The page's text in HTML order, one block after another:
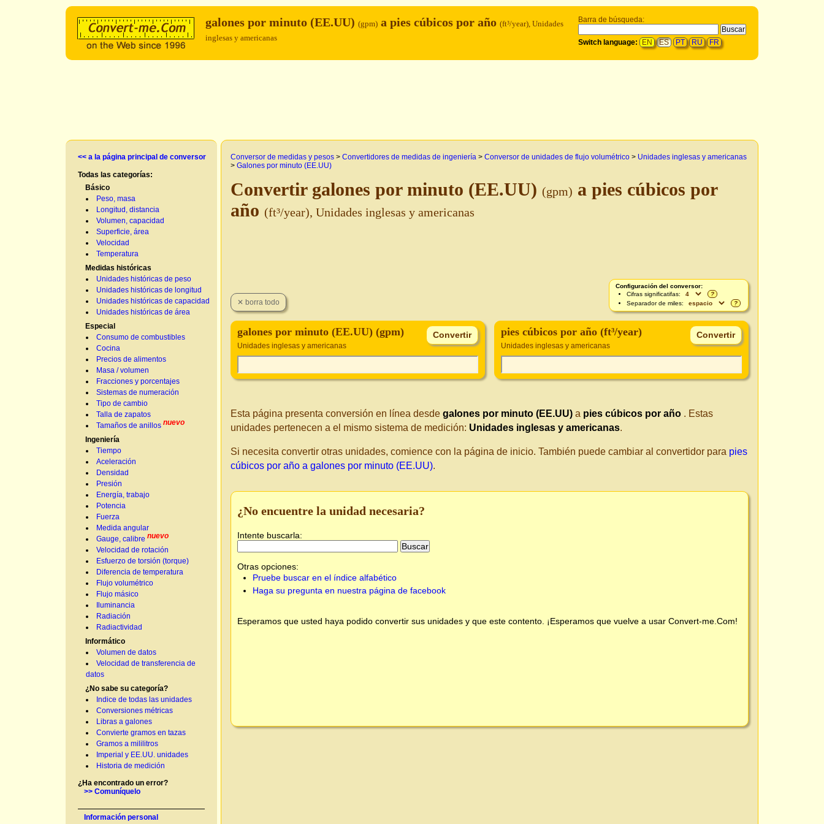
Barra de búsqueda:
Switch language: EN ES PT RU FR
galones por minuto (EE.UU) (gpm) a pies cúbicos por año (ft³/year), Unidades
inglesas y americanas
<< a la página principal de conversor
Todas las categorías:
Básico
Peso, masa
Longitud, distancia
Volumen, capacidad
Superficie, área
Velocidad
Temperatura
Medidas históricas
Unidades históricas de peso
Unidades históricas de longitud
Unidades históricas de capacidad
Unidades históricas de área
Especial
Consumo de combustibles
Cocina
Precios de alimentos
Masa / volumen
Fracciones y porcentajes
Sistemas de numeración
Tipo de cambio
Talla de zapatos
Tamaños de anillos nuevo
Ingeniería
Tiempo
Aceleración
Densidad
Presión
Energía, trabajo
Potencia
Fuerza
Medida angular
Gauge, calibre nuevo
Velocidad de rotación
Esfuerzo de torsión (torque)
Diferencia de temperatura
Flujo volumétrico
Flujo másico
Iluminancia
Radiación
Radiactividad
Informático
Volumen de datos
Velocidad de transferencia de
datos
¿No sabe su categoría?
Indice de todas las unidades
Conversiones métricas
Libras a galones
Convierte gramos en tazas
Gramos a mililitros
Imperial y EE.UU. unidades
Historia de medición
¿Ha encontrado un error?
>> Comuníquelo
Información personal
Conversor de medidas y pesos > Convertidores de medidas de ingeniería > Conversor de unidades de flujo volumétrico > Unidades inglesas y americanas
> Galones por minuto (EE.UU)
Convertir galones por minuto (EE.UU) (gpm) a pies cúbicos por
año (ft³/year), Unidades inglesas y americanas
Configuración del conversor:
Cifras significatifas:
?
Separador de miles:
?
galones por minuto (EE.UU) (gpm)
Unidades inglesas y americanas
pies cúbicos por año (ft³/year)
Unidades inglesas y americanas
Esta página presenta conversión en línea desde galones por minuto (EE.UU) a pies cúbicos por año . Estas
unidades pertenecen a el mismo sistema de medición: Unidades inglesas y americanas.
Si necesita convertir otras unidades, comience con la página de inicio. También puede cambiar al convertidor para pies
cúbicos por año a galones por minuto (EE.UU).
¿No encuentre la unidad necesaria?
Intente buscarla:
Otras opciones:
Pruebe buscar en el índice alfabético
Haga su pregunta en nuestra página de facebook
Esperamos que usted haya podido convertir sus unidades y que este contento. ¡Esperamos que vuelve a usar Convert-me.Com!